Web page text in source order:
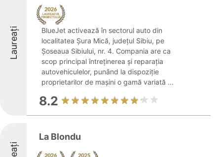
Laureați
BlueJet activează în sectorul auto din
localitatea Șura Mică, județul Sibiu, pe
Șoseaua Sibiului, nr. 4. Compania are ca
scop principal întreținerea și reparația
autovehiculelor, punând la dispoziție
proprietarilor de mașini o gamă variată ...
8.2
La Blondu